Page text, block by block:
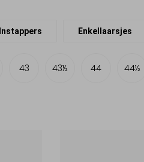
Instappers Enkellaarsjes
43 43½ 44 44½